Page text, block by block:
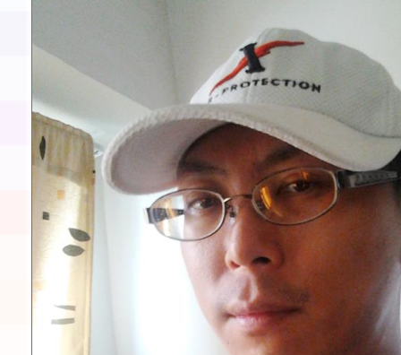
童軍小隊長訓練營活動